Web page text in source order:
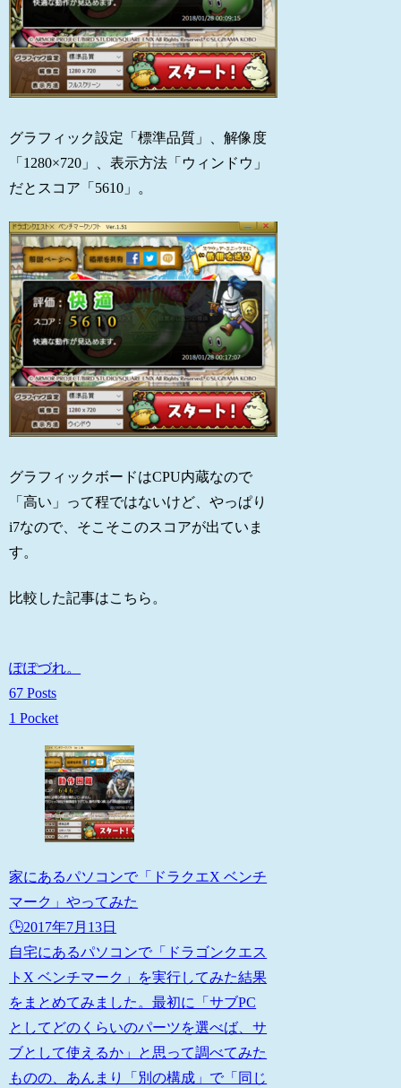
グラフィック設定「標準品質」、解像度
「1280×720」、表示方法「ウィンドウ」
だとスコア「5610」。
グラフィックボードはCPU内蔵なので
「高い」って程ではないけど、やっぱり
i7なので、そこそこのスコアが出ていま
す。
比較した記事はこちら。
ぽぽづれ。
67 Posts
1 Pocket
家にあるパソコンで「ドラクエX ベンチ
マーク」やってみた
🕒️2017年7月13日
自宅にあるパソコンで「ドラゴンクエス
トX ベンチマーク」を実行してみた結果
をまとめてみました。最初に「サブPC
としてどのくらいのパーツを選べば、サ
ブとして使えるか」と思って調べてみた
ものの、あんまり「別の構成」で「同じ